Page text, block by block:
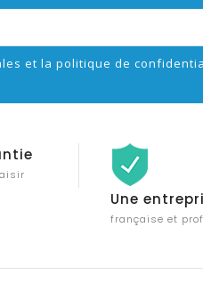
et la politique de
Une
française et